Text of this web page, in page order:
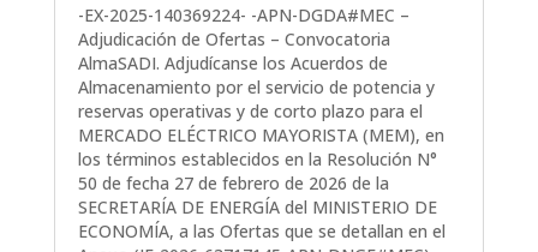
-EX-2025-140369224- -APN-DGDA#MEC –
Adjudicación de Ofertas – Convocatoria
AlmaSADI. Adjudícanse los Acuerdos de
Almacenamiento por el servicio de potencia y
reservas operativas y de corto plazo para el
MERCADO ELÉCTRICO MAYORISTA (MEM), en
los términos establecidos en la Resolución N°
50 de fecha 27 de febrero de 2026 de la
SECRETARÍA DE ENERGÍA del MINISTERIO DE
ECONOMÍA, a las Ofertas que se detallan en el